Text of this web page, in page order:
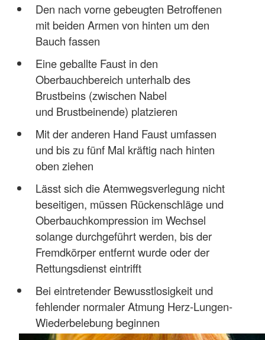
Den nach vorne gebeugten Betroffenen
mit beiden Armen von hinten um den
Bauch fassen
Eine geballte Faust in den
Oberbauchbereich unterhalb des
Brustbeins (zwischen Nabel
und Brustbeinende) platzieren
Mit der anderen Hand Faust umfassen
und bis zu fünf Mal kräftig nach hinten
oben ziehen
Lässt sich die Atemwegsverlegung nicht
beseitigen, müssen Rückenschläge und
Oberbauchkompression im Wechsel
solange durchgeführt werden, bis der
Fremdkörper entfernt wurde oder der
Rettungsdienst eintrifft
Bei eintretender Bewusstlosigkeit und
fehlender normaler Atmung Herz-Lungen-
Wiederbelebung beginnen